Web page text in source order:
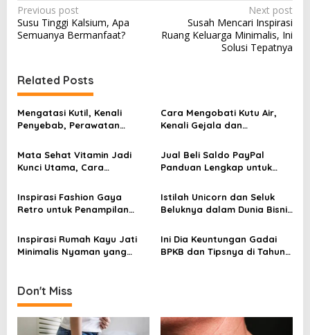
P
o
t
n
a
v
i
g
t
o
Previous post
Susu Tinggi Kalsium, Apa
Semuanya Bermanfaat?
Next post
Susah Mencari Inspirasi
Ruang Keluarga Minimalis, Ini
Solusi Tepatnya
Related Posts
Mengatasi Kutil, Kenali
Penyebab, Perawatan
Dokter
Cara Mengobati Kutu Air,
Kenali Gejala dan
Sejak Awal
Mata Sehat Vitamin Jadi
Kunci Utama, Cara
Penglihatan Tetap Tajam
Jual Beli Saldo PayPal
Panduan Lengkap untuk
Digital
Inspirasi Fashion Gaya
Retro untuk Penampilan
Istilah Unicorn dan Seluk
Beluknya dalam Dunia Bisnis
Inspirasi Rumah Kayu Jati
Minimalis Nyaman yang
Ini Dia Keuntungan Gadai
BPKB dan Tipsnya di Tahun
Don't Miss